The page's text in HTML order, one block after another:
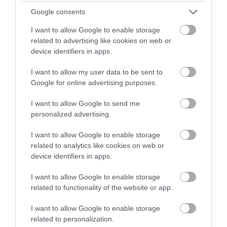
Google consents
I want to allow Google to enable storage
related to advertising like cookies on web or
device identifiers in apps.
I want to allow my user data to be sent to
Google for online advertising purposes.
I want to allow Google to send me
personalized advertising.
I want to allow Google to enable storage
related to analytics like cookies on web or
device identifiers in apps.
I want to allow Google to enable storage
related to functionality of the website or app.
I want to allow Google to enable storage
related to personalization.
kockázatbecslések gyakran magára az eredeti
vegyületre koncentrálnak, miközben ebben az
esetben épp a kokain bomlásterméke bizonyult
erősebbnek a viselkedés megváltoztatásában, mint
Ezt is olvasd el!
hogy kokaint állítsanak elő
eredmények nem jelentenek veszélyt az emberi
fogyasztókra, mert ezek a vegyületek idővel
lebomlanak. A nagy kérdés inkább az, milyen
hosszú távú hatása lehet annak, ha az állatok